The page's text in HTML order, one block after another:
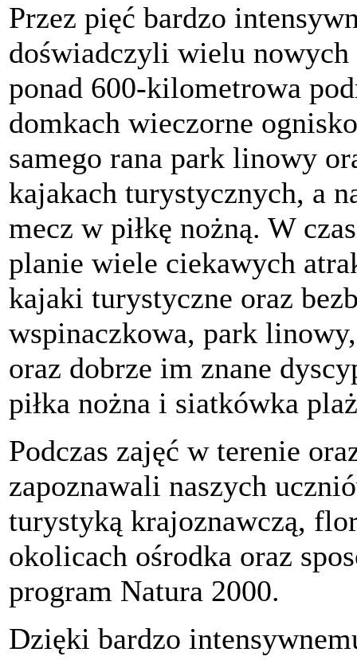
Przez pięć bardzo
doświadczyli wielu nowych
ponad 600-kilometrowa
domkach wieczorne
samego rana park linowy
kajakach turystycznych, a
mecz w piłkę nożną. W
planie wiele ciekawych
kajaki turystyczne oraz
wspinaczkowa, park
oraz dobrze im znane
piłka nożna i siatkówka
Podczas zajęć w terenie
zapoznawali naszych
turystyką krajoznawczą,
okolicach ośrodka oraz
program Natura 2000.
Dzięki bardzo